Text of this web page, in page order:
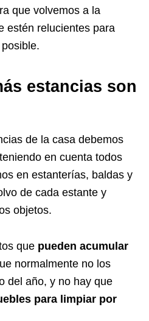
que volvemos a la
estén relucientes para
estancias son
de la casa debemos
teniendo en cuenta todos
en estanterías, baldas y
de cada estante y
objetos.
que pueden acumular
normalmente no los
del año, y no hay que
para limpiar por